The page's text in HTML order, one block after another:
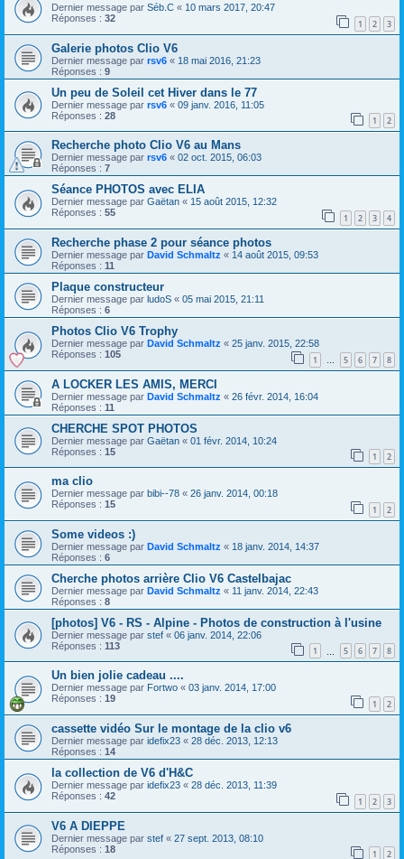
Dernier message par Séb.C « 10 mars 2017, 20:47
Réponses : 32 1 2 3
Galerie photos Clio V6
Dernier message par rsv6 « 18 mai 2016, 21:23
Réponses : 9
Un peu de Soleil cet Hiver dans le 77
Dernier message par rsv6 « 09 janv. 2016, 11:05
Réponses : 28 1 2
Recherche photo Clio V6 au Mans
Dernier message par rsv6 « 02 oct. 2015, 06:03
Réponses : 7
Séance PHOTOS avec ELIA
Dernier message par Gaëtan « 15 août 2015, 12:32
Réponses : 55 1 2 3 4
Recherche phase 2 pour séance photos
Dernier message par David Schmaltz « 14 août 2015, 09:53
Réponses : 11
Plaque constructeur
Dernier message par ludoS « 05 mai 2015, 21:11
Réponses : 6
Photos Clio V6 Trophy
Dernier message par David Schmaltz « 25 janv. 2015, 22:58
Réponses : 105 1 5 6 7 8
A LOCKER LES AMIS, MERCI
Dernier message par David Schmaltz « 26 févr. 2014, 16:04
Réponses : 11
CHERCHE SPOT PHOTOS
Dernier message par Gaëtan « 01 févr. 2014, 10:24
Réponses : 15 1 2
ma clio
Dernier message par bibi--78 « 26 janv. 2014, 00:18
Réponses : 15 1 2
Some videos :)
Dernier message par David Schmaltz « 18 janv. 2014, 14:37
Réponses : 6
Cherche photos arrière Clio V6 Castelbajac
Dernier message par David Schmaltz « 11 janv. 2014, 22:43
Réponses : 8
[photos] V6 - RS - Alpine - Photos de construction à l'usine
Dernier message par stef « 06 janv. 2014, 22:06
Réponses : 113 1 5 6 7 8
Un bien jolie cadeau ....
Dernier message par Fortwo « 03 janv. 2014, 17:00
Réponses : 19 1 2
cassette vidéo Sur le montage de la clio v6
Dernier message par idefix23 « 28 déc. 2013, 12:13
Réponses : 14
la collection de V6 d'H&C
Dernier message par idefix23 « 28 déc. 2013, 11:39
Réponses : 42 1 2 3
V6 A DIEPPE
Dernier message par stef « 27 sept. 2013, 08:10
Réponses : 18 1 2